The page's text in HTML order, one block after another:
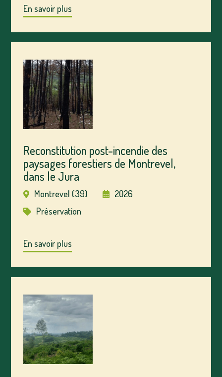
En savoir plus
Reconstitution post-incendie des
paysages forestiers de Montrevel,
dans le Jura
Montrevel (39)
2026
Préservation
En savoir plus